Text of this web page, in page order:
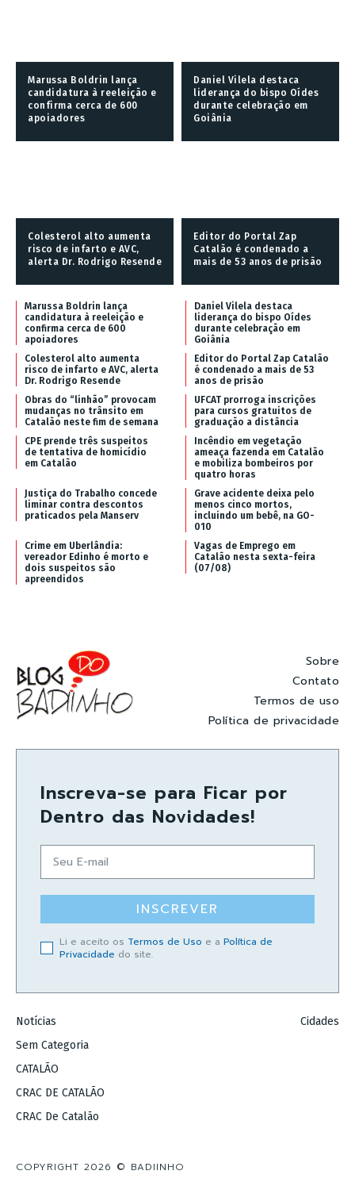
Marussa Boldrin lança
candidatura à reeleição e
confirma cerca de 600
apoiadores
Daniel Vilela destaca
liderança do bispo Oídes
durante celebração em
Goiânia
Colesterol alto aumenta
risco de infarto e AVC,
alerta Dr. Rodrigo Resende
Editor do Portal Zap
Catalão é condenado a
mais de 53 anos de prisão
Marussa Boldrin lança
candidatura à reeleição e
confirma cerca de 600
apoiadores
Daniel Vilela destaca
liderança do bispo Oídes
durante celebração em
Goiânia
Colesterol alto aumenta
risco de infarto e AVC, alerta
Dr. Rodrigo Resende
Editor do Portal Zap Catalão
é condenado a mais de 53
anos de prisão
Obras do “linhão” provocam
mudanças no trânsito em
Catalão neste fim de semana
UFCAT prorroga inscrições
para cursos gratuitos de
graduação a distância
CPE prende três suspeitos
de tentativa de homicídio
em Catalão
Incêndio em vegetação
ameaça fazenda em Catalão
e mobiliza bombeiros por
quatro horas
Justiça do Trabalho concede
liminar contra descontos
praticados pela Manserv
Grave acidente deixa pelo
menos cinco mortos,
incluindo um bebê, na GO-
010
Crime em Uberlândia:
vereador Edinho é morto e
dois suspeitos são
apreendidos
Vagas de Emprego em
Catalão nesta sexta-feira
(07/08)
Sobre
Contato
Termos de uso
Política de privacidade
Inscreva-se para Ficar por
Dentro das Novidades!
INSCREVER
Li e aceito os Termos de Uso e a Política de
Privacidade do site.
Notícias
Sem Categoria
CATALÃO
CRAC DE CATALÃO
CRAC De Catalão
Cidades
COPYRIGHT 2026 © BADIINHO